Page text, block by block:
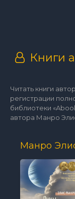
Книги
Читать книги
регистрации
библиотеки
автора Манро